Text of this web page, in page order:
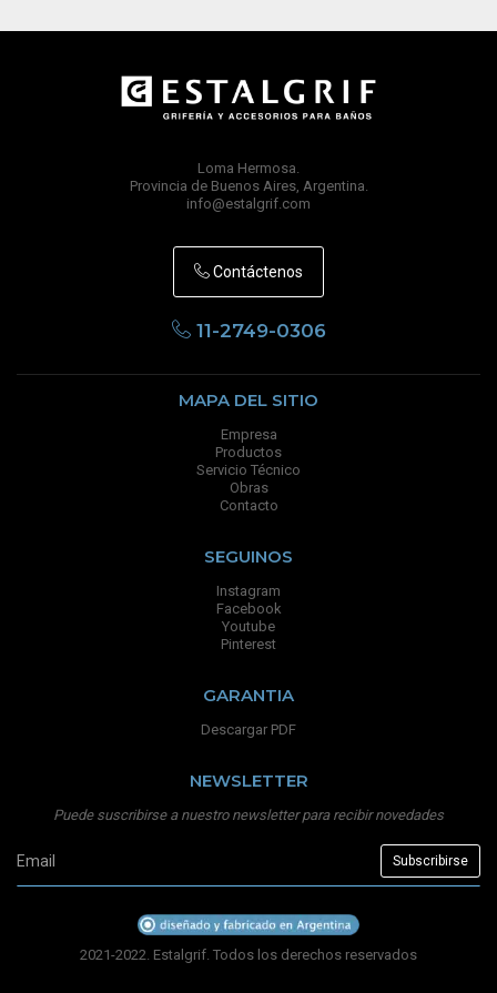
Loma Hermosa.
Provincia de Buenos Aires, Argentina.
info@estalgrif.com
Contáctenos
11-2749-0306
MAPA DEL SITIO
Empresa
Productos
Servicio Técnico
Obras
Contacto
SEGUINOS
Instagram
Facebook
Youtube
Pinterest
GARANTIA
Descargar PDF
NEWSLETTER
Puede suscribirse a nuestro newsletter para recibir novedades
2021-2022. Estalgrif. Todos los derechos reservados